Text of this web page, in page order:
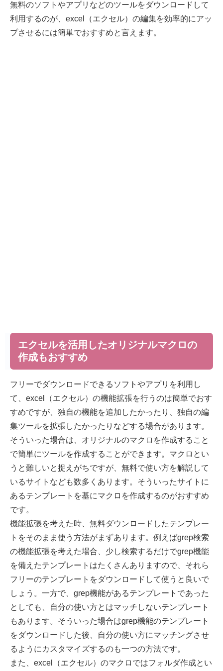
無料のソフトやアプリなどのツールをダウンロードして
利用するのが、excel（エクセル）の編集を効率的にアッ
プさせるには簡単でおすすめと言えます。
エクセルを活用したオリジナルマクロの
作成もおすすめ
フリーでダウンロードできるソフトやアプリを利用し
て、excel（エクセル）の機能拡張を行うのは簡単でおす
すめですが、独自の機能を追加したかったり、独自の編
集ツールを拡張したかったりなどする場合があります。
そういった場合は、オリジナルのマクロを作成すること
で簡単にツールを作成することができます。マクロとい
うと難しいと捉えがちですが、無料で使い方を解説して
いるサイトなども数多くあります。そういったサイトに
あるテンプレートを基にマクロを作成するのがおすすめ
です。
機能拡張を考えた時、無料ダウンロードしたテンプレー
トをそのまま使う方法がまずあります。例えばgrep検索
の機能拡張を考えた場合、少し検索するだけでgrep機能
を備えたテンプレートはたくさんありますので、それら
フリーのテンプレートをダウンロードして使うと良いで
しょう。一方で、grep機能があるテンプレートであった
としても、自分の使い方とはマッチしないテンプレート
もあります。そういった場合はgrep機能のテンプレート
をダウンロードした後、自分の使い方にマッチングさせ
るようにカスタマイズするのも一つの方法です。
また、excel（エクセル）のマクロではフォルダ作成とい